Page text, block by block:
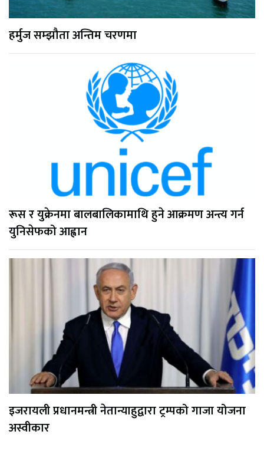
हर्मुज सम्झौता अन्तिम चरणमा
रूस र युक्रेनमा बालबालिकामाथि हुने आक्रमण अन्त्य गर्न
युनिसेफको आह्वान
इजरायली प्रधानमन्त्री नेतान्याहुद्वारा ट्रम्पको गाजा योजना
अस्वीकार